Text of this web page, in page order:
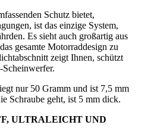
Schutz bietet,
ist das einzige System,
Es sieht auch großartig aus
gesamte Motorraddesign zu
zeigt Ihnen, schützt
nur 50 Gramm und ist 7,5 mm
Schraube geht, ist 5 mm dick.
ULTRALEICHT UND